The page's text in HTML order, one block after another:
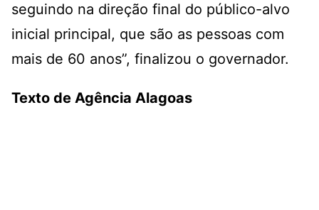
seguindo na direção final do público-alvo
inicial principal, que são as pessoas com
mais de 60 anos”, finalizou o governador.
Texto de Agência Alagoas